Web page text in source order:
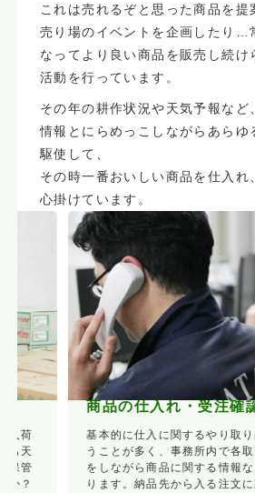
これは売れるぞと思った商品を提
売り場のイベントを企画したり…
なってより良い商品を販売し続け
活動を行っています。
その年の耕作状況や天気予報など
情報とにらめっこしながらあらゆ
駆使して、
その時一番おいしい商品を仕入れ
心掛けています。
入荷
も天
保管
か？
商品の仕入れ・受注確
基本的に仕入に関するやり取
うことが多く、事務所内で各
をしながら商品に関する情報
ります。納品先から入る注文に